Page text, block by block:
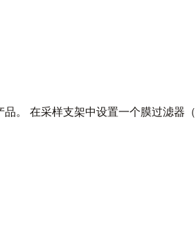
。 在采样支架中设置一个膜过滤器